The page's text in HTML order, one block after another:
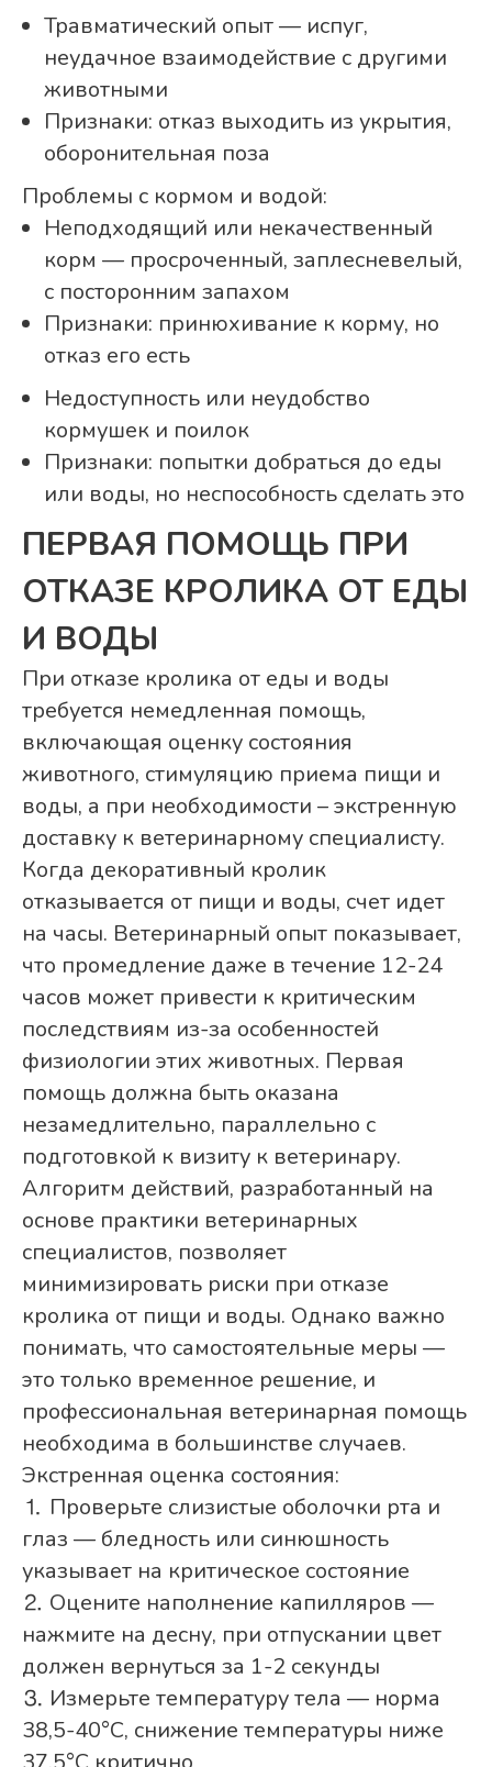
Травматический опыт — испуг,
неудачное взаимодействие с другими
животными
Признаки: отказ выходить из укрытия,
оборонительная поза
Проблемы с кормом и водой:
Неподходящий или некачественный
корм — просроченный, заплесневелый,
с посторонним запахом
Признаки: принюхивание к корму, но
отказ его есть
Недоступность или неудобство
кормушек и поилок
Признаки: попытки добраться до еды
или воды, но неспособность сделать это
ПЕРВАЯ ПОМОЩЬ ПРИ
ОТКАЗЕ КРОЛИКА ОТ ЕДЫ
И ВОДЫ
При отказе кролика от еды и воды
требуется немедленная помощь,
включающая оценку состояния
животного, стимуляцию приема пищи и
воды, а при необходимости – экстренную
доставку к ветеринарному специалисту.
Когда декоративный кролик
отказывается от пищи и воды, счет идет
на часы. Ветеринарный опыт показывает,
что промедление даже в течение 12-24
часов может привести к критическим
последствиям из-за особенностей
физиологии этих животных. Первая
помощь должна быть оказана
незамедлительно, параллельно с
подготовкой к визиту к ветеринару.
Алгоритм действий, разработанный на
основе практики ветеринарных
специалистов, позволяет
минимизировать риски при отказе
кролика от пищи и воды. Однако важно
понимать, что самостоятельные меры —
это только временное решение, и
профессиональная ветеринарная помощь
необходима в большинстве случаев.
Экстренная оценка состояния:
⒈ Проверьте слизистые оболочки рта и
глаз — бледность или синюшность
указывает на критическое состояние
⒉ Оцените наполнение капилляров —
нажмите на десну, при отпускании цвет
должен вернуться за 1-2 секунды
⒊ Измерьте температуру тела — норма
38,5-40°C, снижение температуры ниже